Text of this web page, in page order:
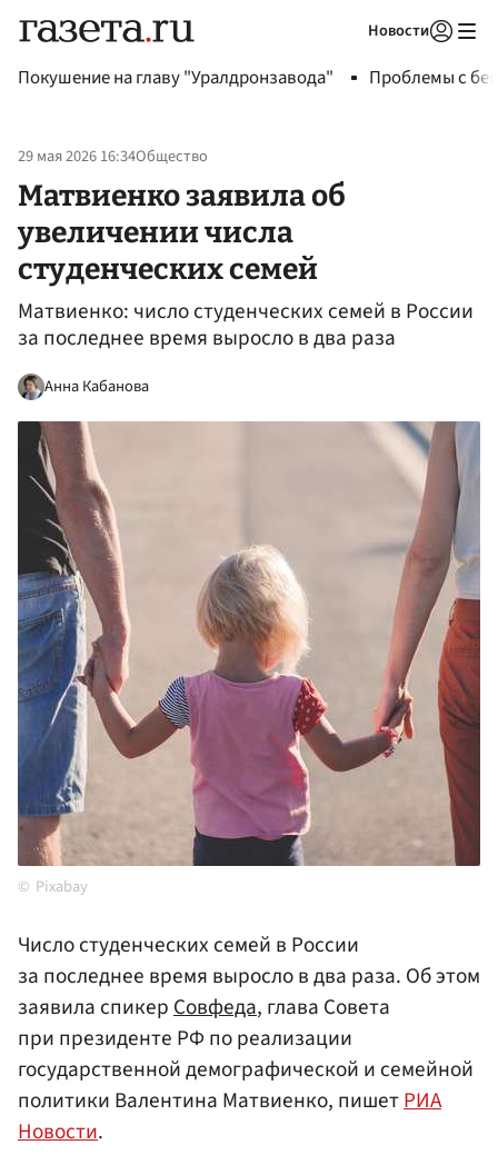
Новости
Покушение на главу "Уралдронзавода" Проблемы с
29 мая 2026 16:34Общество
Матвиенко заявила об
увеличении числа
студенческих семей
Матвиенко: число студенческих семей в России
за последнее время выросло в два раза
Анна Кабанова
Pixabay
Число студенческих семей в России
за последнее время выросло в два раза. Об этом
заявила спикерСовфеда, глава Совета
при президенте РФ по реализации
государственной демографической и семейной
политики Валентина Матвиенко, пишетРИА
Новости.